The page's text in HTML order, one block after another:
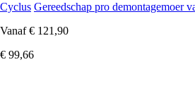
Cyclus Gereedschap pro demontagemoer
Vanaf € 121,90
€ 99,66